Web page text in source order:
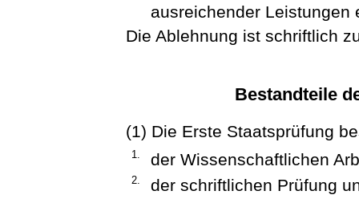
ausreichender Leistungen
Die Ablehnung ist schriftlich
Bestandteile
(1) Die Erste Staatsprüfung
1. der Wissenschaftlichen
2. der schriftlichen Prüfung